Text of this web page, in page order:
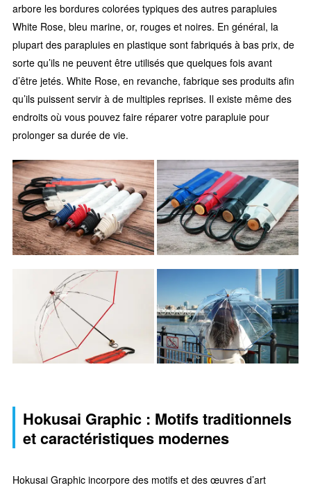
arbore les bordures colorées typiques des autres parapluies
White Rose, bleu marine, or, rouges et noires. En général, la
plupart des parapluies en plastique sont fabriqués à bas prix, de
sorte qu’ils ne peuvent être utilisés que quelques fois avant
d’être jetés. White Rose, en revanche, fabrique ses produits afin
qu’ils puissent servir à de multiples reprises. Il existe même des
endroits où vous pouvez faire réparer votre parapluie pour
prolonger sa durée de vie.
Hokusai Graphic : Motifs traditionnels
et caractéristiques modernes
Hokusai Graphic incorpore des motifs et des œuvres d’art